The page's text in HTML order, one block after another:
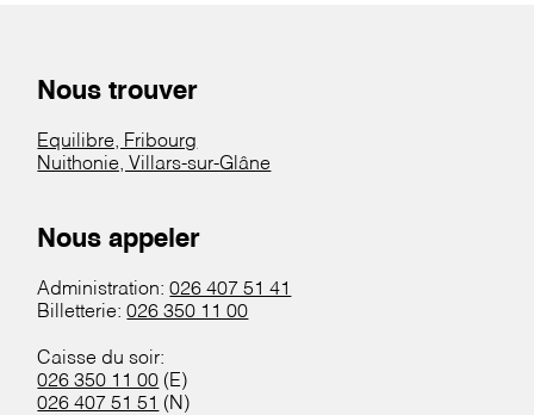
Nous trouver
Equilibre, Fribourg
Nuithonie, Villars-sur-Glâne
Nous appeler
Administration:026 407 51 41
Billetterie:026 350 11 00
Caisse du soir:
026 350 11 00 (E)
026 407 51 51 (N)